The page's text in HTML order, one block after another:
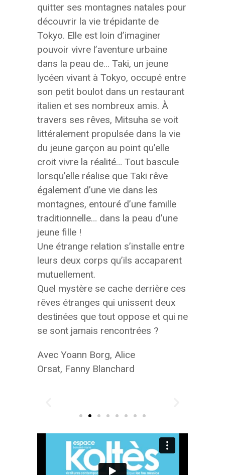
quitter ses montagnes natales pour
découvrir la vie trépidante de
Tokyo. Elle est loin d’imaginer
pouvoir vivre l’aventure urbaine
dans la peau de… Taki, un jeune
lycéen vivant à Tokyo, occupé entre
son petit boulot dans un restaurant
italien et ses nombreux amis. À
travers ses rêves, Mitsuha se voit
littéralement propulsée dans la vie
du jeune garçon au point qu’elle
croit vivre la réalité… Tout bascule
lorsqu’elle réalise que Taki rêve
également d’une vie dans les
montagnes, entouré d’une famille
traditionnelle… dans la peau d’une
jeune fille !
Une étrange relation s’installe entre
leurs deux corps qu’ils accaparent
mutuellement.
Quel mystère se cache derrière ces
rêves étranges qui unissent deux
destinées que tout oppose et qui ne
se sont jamais rencontrées ?
Avec Yoann Borg, Alice
Orsat, Fanny Blanchard